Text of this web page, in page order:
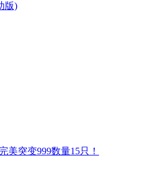
版)
美突变999数量15只！